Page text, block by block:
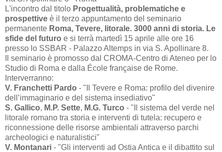
L'incontro dal titolo Progettualità, problematiche e
prospettive è il terzo appuntamento del seminario
permanente Roma, Tevere, litorale. 3000 anni di storia. Le
sfide del futuro e si terrà martedì 15 aprile alle ore 16
presso lo SSBAR - Palazzo Altemps in via S. Apollinare 8.
Il seminario è promosso dal CROMA-Centro di Ateneo per lo
Studio di Roma e dalla École française de Rome.
Interverranno:
V. Franchetti Pardo - "Il Tevere e Roma: profilo del divenire
dell’immaginario e del sistema insediativo"
S. Gallico, M.P. Sette, M.G. Turco - "Il sistema del verde nel
litorale romano tra storia e interventi di tutela: recupero e
riconnessione delle risorse ambientali attraverso parchi
archeologici e naturalistici"
V. Montanari - "Gli interventi ad Ostia Antica e il dibattito sul